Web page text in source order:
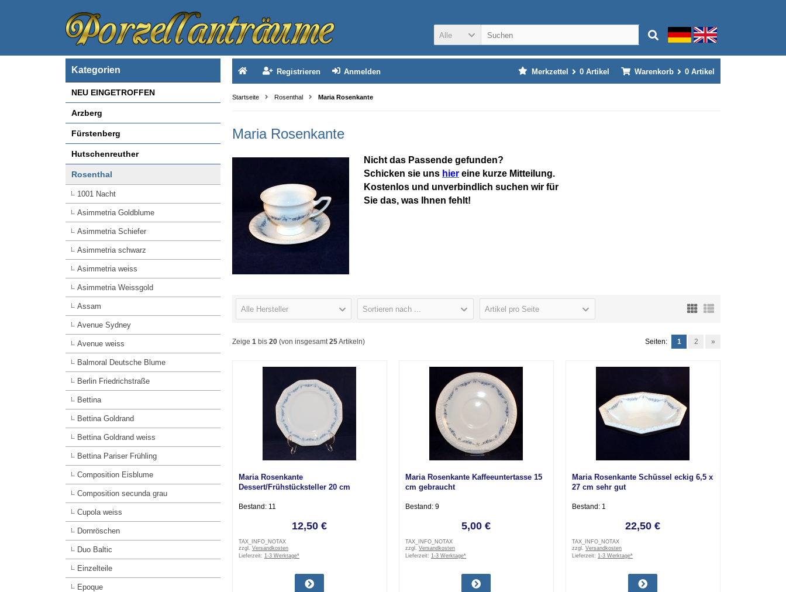
Alle
Registrieren Anmelden Warenkorb 0 Artikel
Merkzettel 0 Artikel
Startseite Rosenthal Maria Rosenkante
Maria Rosenkante
Nicht das Passende gefunden?
Schicken sie uns hier eine kurze Mitteilung.
Kostenlos und unverbindlich suchen wir für
Sie das, was Ihnen fehlt!
Alle Hersteller Sortieren nach ... Artikel pro Seite
Zeige 1 bis 20 (von insgesamt25Artikeln) Seiten: 1 2 »
Maria Rosenkante
Dessert/Frühstücksteller 20 cm
Bestand: 11
12,50 €
TAX_INFO_NOTAX
zzgl. Versandkosten
Lieferzeit: 1-3 Werktage*
Maria Rosenkante Kaffeeuntertasse 15
cm gebraucht
Bestand: 9
5,00 €
TAX_INFO_NOTAX
zzgl. Versandkosten
Lieferzeit: 1-3 Werktage*
Maria Rosenkante Schüssel eckig 6,5 x
27 cm sehr gut
Bestand: 1
22,50 €
TAX_INFO_NOTAX
zzgl. Versandkosten
Lieferzeit: 1-3 Werktage*
Kategorien
NEU EINGETROFFEN
Arzberg
Fürstenberg
Hutschenreuther
Rosenthal
1001 Nacht
Asimmetria Goldblume
Asimmetria Schiefer
Asimmetria schwarz
Asimmetria weiss
Asimmetria Weissgold
Assam
Avenue Sydney
Avenue weiss
Balmoral Deutsche Blume
Berlin Friedrichstraße
Bettina
Bettina Goldrand
Bettina Goldrand weiss
Bettina Pariser Frühling
Composition Eisblume
Composition secunda grau
Cupola weiss
Dornröschen
Duo Baltic
Einzelteile
Epoque